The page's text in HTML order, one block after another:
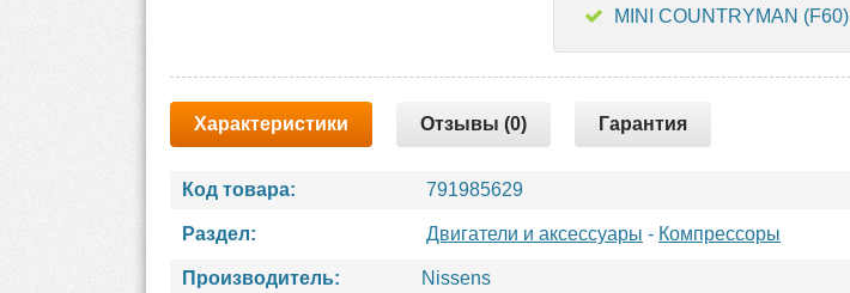
MINI COUNTRYMAN (F60)
Характеристики Отзывы (0) Гарантия
Код товара: 791985629
Раздел: Двигатели и аксессуары - Компрессоры
Производитель: Nissens